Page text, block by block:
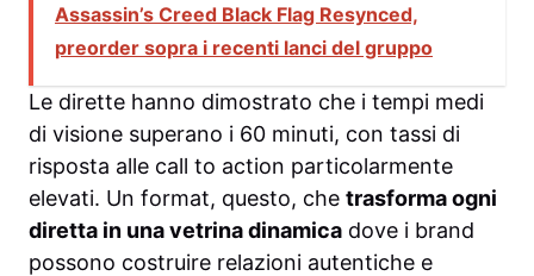
Assassin’s Creed Black Flag Resynced,
preorder sopra i recenti lanci del gruppo
Le dirette hanno dimostrato che i tempi medi
di visione superano i 60 minuti, con tassi di
risposta alle call to action particolarmente
elevati. Un format, questo, che trasforma ogni
diretta in una vetrina dinamica dove i brand
possono costruire relazioni autentiche e